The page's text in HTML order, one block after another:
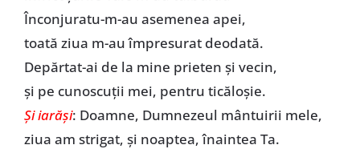
Înconjuratu-m-au asemenea apei,
toată ziua m-au împresurat deodată.
Depărtat-ai de la mine prieten și vecin,
și pe cunoscuții mei, pentru ticăloșie.
Și iarăși: Doamne, Dumnezeul mântuirii mele,
ziua am strigat, și noaptea, înaintea Ta.